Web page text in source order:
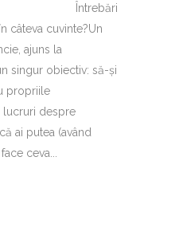
Întrebări
câteva cuvinte?Un
ajuns la
singur obiectiv: să-și
propriile
lucruri despre
ai putea (având
ceva...